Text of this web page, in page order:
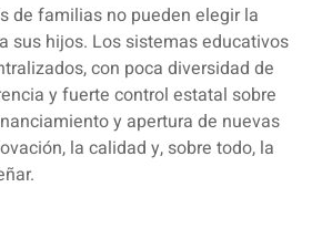
de familias no pueden elegir la
sus hijos. Los sistemas educativos
con poca diversidad de
y fuerte control estatal sobre
y apertura de nuevas
la calidad y, sobre todo, la